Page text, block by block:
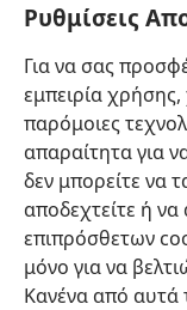
Ρυθμίσεις
Για να σας
εμπειρία
παρόμοιες
απαραίτητα για
δεν μπορείτε να
αποδεχτείτε ή
επιπρόσθετων
μόνο για να
Κανένα από αυτά
Copyright© 2026